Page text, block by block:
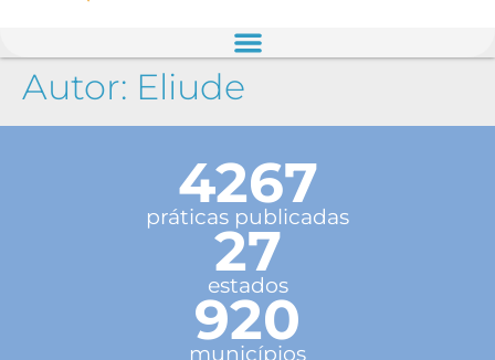
Autor: Eliude
4267
práticas publicadas
27
estados
920
municípios